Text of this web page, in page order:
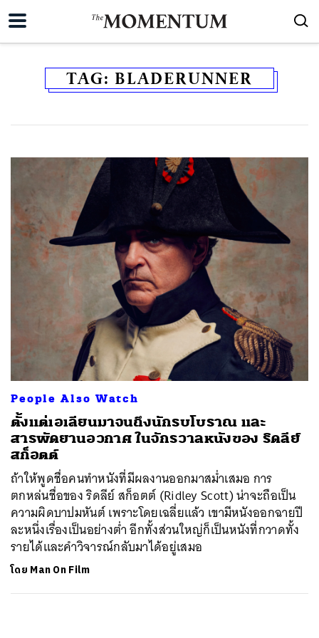
TAG: BLADERUNNER
People Also Watch
ตั้งแต่เอเลียนมาจนถึงนักรบโบราณ และ
สารพัดยานอวกาศ ในจักรวาลหนังของ ริดลีย์
สก็อตต์
ถ้าให้พูดชื่อคนทำหนังที่มีผลงานออกมาสม่ำเสมอ การ
ตกหล่นชื่อของ ริดลีย์ สก็อตต์ (Ridley Scott) น่าจะถือเป็น
ความผิดบาปมหันต์ เพราะโดยเฉลี่ยแล้ว เขามีหนังออกฉายปี
ละหนึ่งเรื่องเป็นอย่างต่ำ อีกทั้งส่วนใหญ่ก็เป็นหนังที่กวาดทั้ง
รายได้และคำวิจารณ์กลับมาได้อยู่เสมอ
โดย Man On Film
SHARE TWEET